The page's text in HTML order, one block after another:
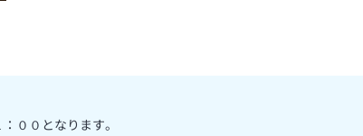
００となります。